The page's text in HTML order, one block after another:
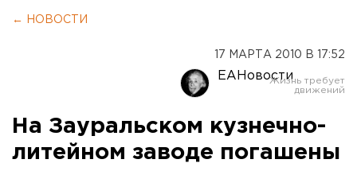
← НОВОСТИ
17 МАРТА 2010 В 17:52
ЕАНовости
На Зауральском кузнечно-
литейном заводе погашены